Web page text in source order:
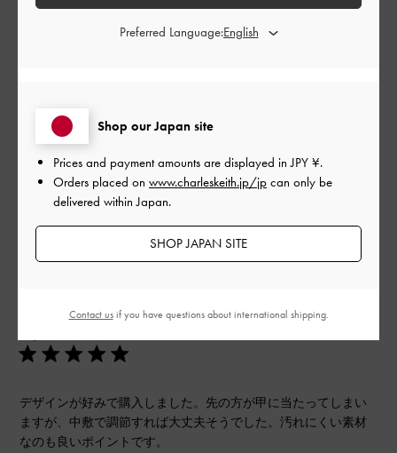
もっと見る
このレビューは役に立ちましたか？
可愛い
デザインが好みで購入しました。先の方が甲に当たってしまい
ますが、中敷で調節すれば大丈夫そうでした。汚れにくい素材
なのも良いポイントです。
Shop our Japan site
Prices and payment amounts are displayed inJPY ¥.
Orders placed on www.charleskeith.jp/jp can only be
delivered within Japan.
SHOP JAPAN SITE
Preferred Language:
Contact usif you have questions about international shipping.